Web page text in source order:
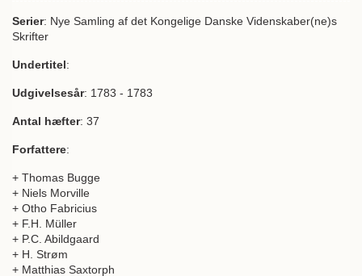
Serier: Nye Samling af det Kongelige Danske Videnskaber(ne)s
Skrifter
Undertitel:
Udgivelsesår: 1783 - 1783
Antal hæfter: 37
Forfattere:
+ Thomas Bugge
+ Niels Morville
+ Otho Fabricius
+ F.H. Müller
+ P.C. Abildgaard
+ H. Strøm
+ Matthias Saxtorph